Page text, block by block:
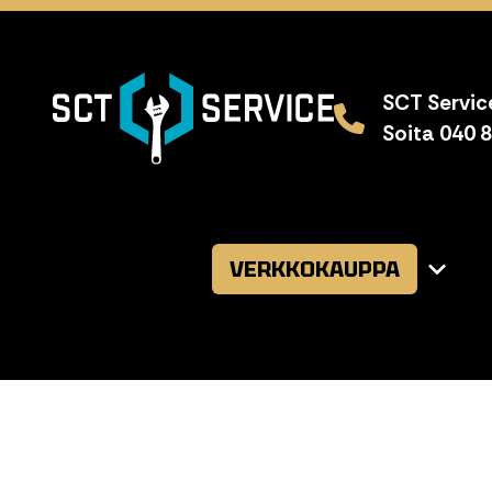
SCT
Soita 040
VERKKOKAUPPA